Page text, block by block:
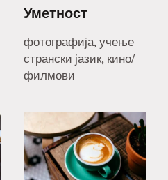
Уметност
фотографија, учење
странски јазик, кино/
филмови